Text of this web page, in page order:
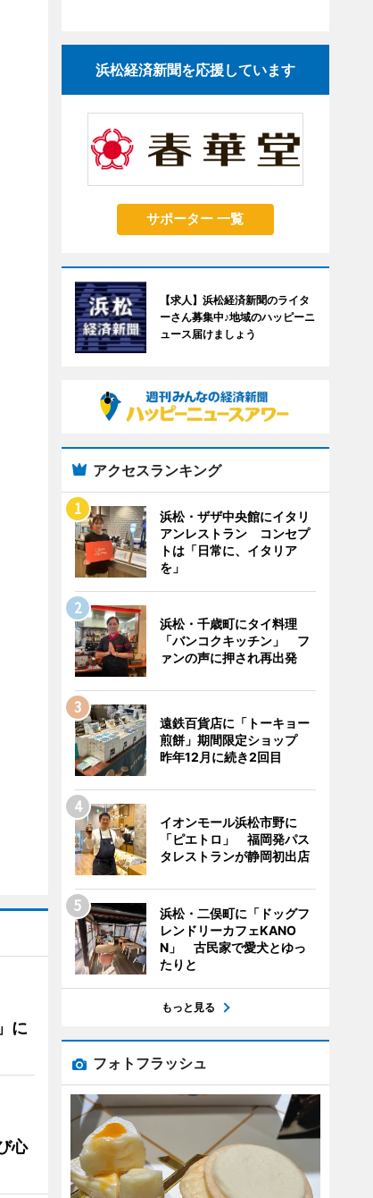
に
心
浜松経済新聞を応援しています
サポーター 一覧
【求人】浜松経済新聞のライタ
ーさん募集中♪地域のハッピーニ
ュース届けましょう
アクセスランキング
浜松・ザザ中央館にイタリ
アンレストラン コンセプ
トは「日常に、イタリア
を」
浜松・千歳町にタイ料理
「バンコクキッチン」 フ
ァンの声に押され再出発
遠鉄百貨店に「トーキョー
煎餅」期間限定ショップ
昨年12月に続き2回目
イオンモール浜松市野に
「ピエトロ」 福岡発パス
タレストランが静岡初出店
浜松・二俣町に「ドッグフ
レンドリーカフェKANO
N」 古民家で愛犬とゆっ
たりと
もっと見る
フォトフラッシュ